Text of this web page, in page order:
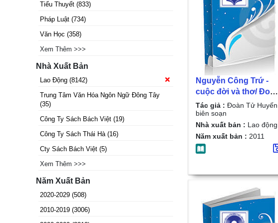
Tiểu Thuyết (833)
Pháp Luật (734)
Văn Học (358)
Xem Thêm >>>
Nhà Xuất Bản
Lao Động (8142)
Trung Tâm Văn Hóa Ngôn Ngữ Đông Tây
(35)
Công Ty Sách Bách Việt (19)
Công Ty Sách Thái Hà(16)
Cty Sách Bách Việt (5)
Xem Thêm >>>
Năm Xuất Bản
2020-2029 (508)
2010-2019 (3006)
Nguyễn Công Trứ -
cuộc đời và thơ/ Đoàn
Tử Huyến biên soạn
Tác giả : Đoàn Tử Huyến
biên soạn
Nhà xuất bản : Lao động
Năm xuất bản : 2011